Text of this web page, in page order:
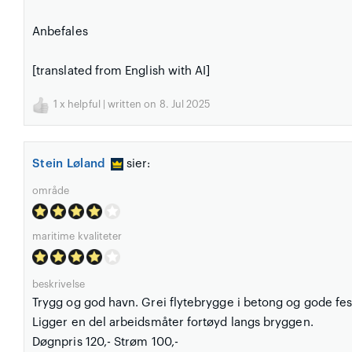
Anbefales
[translated from English with AI]
1 x helpful | written on 8. Jul 2025
Stein Løland sier:
område
maritime kvaliteter
beskrivelse
Trygg og god havn. Grei flytebrygge i betong og gode
Ligger en del arbeidsmåter fortøyd langs bryggen.
Døgnpris 120,- Strøm 100,-